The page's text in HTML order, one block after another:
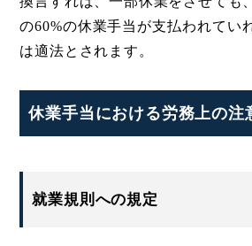
の60%の休業手当が支払われてい
は適法とされます。
休業手当における労務上の注
就業規則への規定